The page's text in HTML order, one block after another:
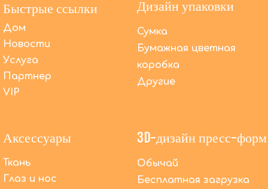
Быстрые ссылки
Дом
Новости
Услуга
Партнер
VIP
Дизайн упаковки
Сумка
Бумажная цветная
коробка
Другие
Аксессуары
Ткань
Глаз и нос
3D-дизайн пресс-форм
Обычай
Бесплатная загрузка